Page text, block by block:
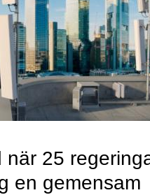
när 25
en gemensam